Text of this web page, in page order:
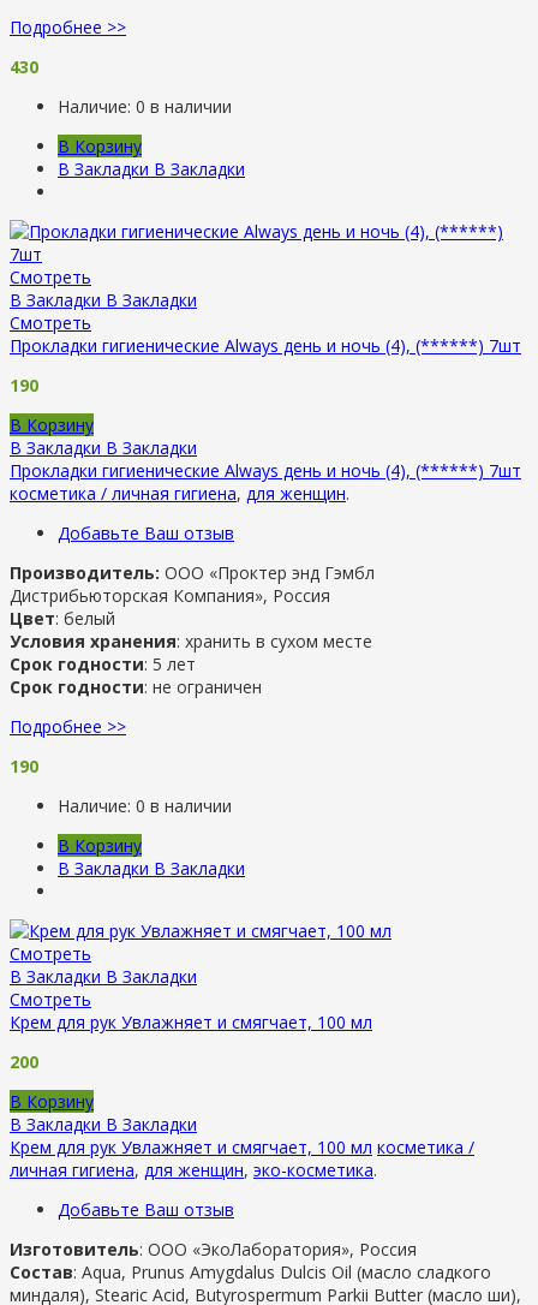
Подробнее >>
430
Наличие: 0 в наличии
В Корзину
В Закладки В Закладки
Смотреть
В Закладки В Закладки
Смотреть
Прокладки гигиенические Always день и ночь (4), (******) 7шт
190
В Корзину
В Закладки В Закладки
Прокладки гигиенические Always день и ночь (4), (******) 7шт
косметика / личная гигиена, для женщин.
Добавьте Ваш отзыв
Производитель: ООО «Проктер энд Гэмбл
Дистрибьюторская Компания», Россия
Цвет: белый
Условия хранения: хранить в сухом месте
Срок годности: 5 лет
Срок годности: не ограничен
Подробнее >>
190
Наличие: 0 в наличии
В Корзину
В Закладки В Закладки
Смотреть
В Закладки В Закладки
Смотреть
Крем для рук Увлажняет и смягчает, 100 мл
200
В Корзину
В Закладки В Закладки
Крем для рук Увлажняет и смягчает, 100 мл косметика /
личная гигиена, для женщин, эко-косметика.
Добавьте Ваш отзыв
Изготовитель: ООО «ЭкоЛаборатория», Россия
Состав: Aqua, Prunus Amygdalus Dulcis Oil (масло сладкого
миндаля), Stearic Acid, Butyrospermum Parkii Butter (масло ши),